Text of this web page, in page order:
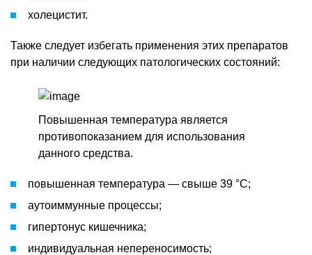
холецистит.
Также следует избегать применения этих препаратов
при наличии следующих патологических состояний:
Повышенная температура является
противопоказанием для использования
данного средства.
повышенная температура — свыше 39 °C;
аутоиммунные процессы;
гипертонус кишечника;
индивидуальная непереносимость;